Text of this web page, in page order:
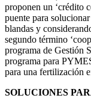
proponen un ‘crédito
puente para
blandas y
segundo término
programa de Gestión
programa para
para una fertilización
SOLUCIONES